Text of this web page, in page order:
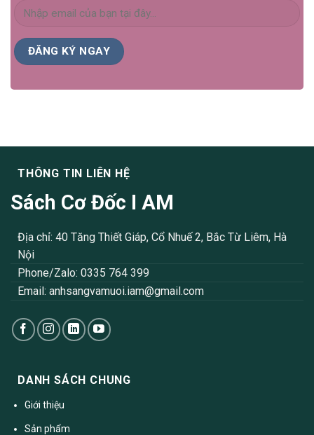
THÔNG TIN LIÊN HỆ
Sách Cơ Đốc I AM
Địa chỉ: 40 Tăng Thiết Giáp, Cổ Nhuế 2, Bắc Từ Liêm, Hà
Nội
Phone/Zalo: 0335 764 399
Email: anhsangvamuoi.iam@gmail.com
DANH SÁCH CHUNG
Giới thiệu
Sản phẩm